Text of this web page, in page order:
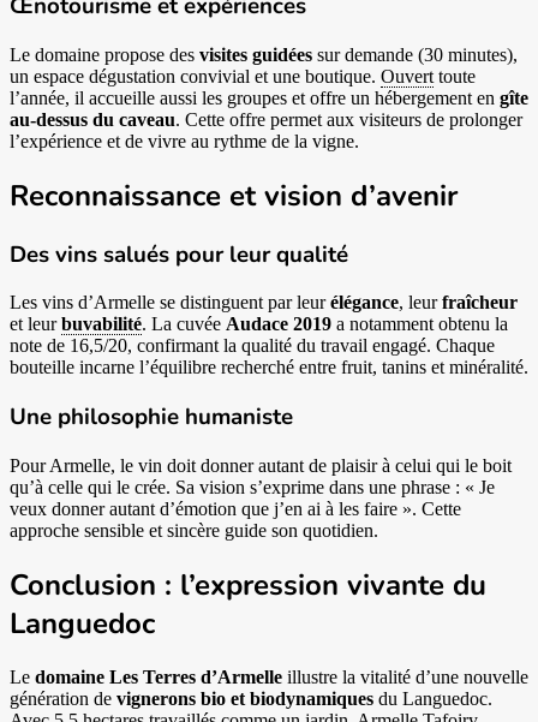
Œnotourisme et expériences
Le domaine propose des visites guidées sur demande (30 minutes),
un espace dégustation convivial et une boutique. Ouvert toute
l’année, il accueille aussi les groupes et offre un hébergement en gîte
au-dessus du caveau. Cette offre permet aux visiteurs de prolonger
l’expérience et de vivre au rythme de la vigne.
Reconnaissance et vision d’avenir
Des vins salués pour leur qualité
Les vins d’Armelle se distinguent par leurélégance, leurfraîcheur
et leurbuvabilité. La cuvée Audace 2019 a notamment obtenu la
note de 16,5/20, confirmant la qualité du travail engagé. Chaque
bouteille incarne l’équilibre recherché entre fruit, tanins et minéralité.
Une philosophie humaniste
Pour Armelle, le vin doit donner autant de plaisir à celui qui le boit
qu’à celle qui le crée. Sa vision s’exprime dans une phrase : « Je
veux donner autant d’émotion que j’en ai à les faire ». Cette
approche sensible et sincère guide son quotidien.
Conclusion : l’expression vivante du
Languedoc
Le domaine Les Terres d’Armelle illustre la vitalité d’une nouvelle
génération de vignerons bio et biodynamiques du Languedoc.